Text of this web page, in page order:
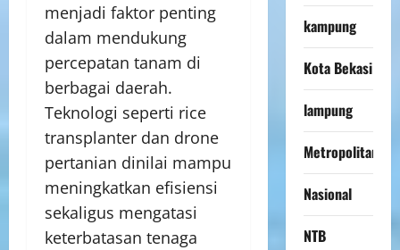
menjadi faktor penting
dalam mendukung
percepatan tanam di
berbagai daerah.
Teknologi seperti rice
transplanter dan drone
pertanian dinilai mampu
meningkatkan efisiensi
sekaligus mengatasi
keterbatasan tenaga
kampung
Kota Bekasi
lampung
Metropolitan
Nasional
NTB